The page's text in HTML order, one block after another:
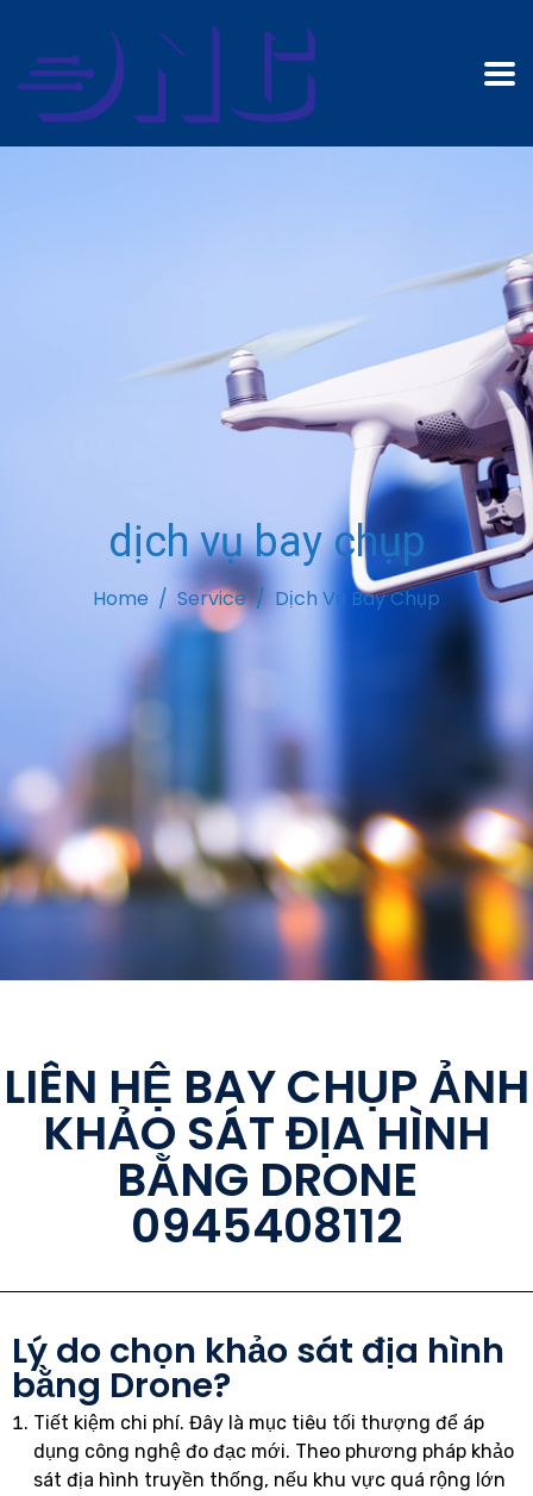
dịch vụ bay chụp
Home Service Dịch Vụ Bay Chụp
LIÊN HỆ BAY CHỤP ẢNH
KHẢO SÁT ĐỊA HÌNH
BẰNG DRONE
0945408112
Lý do chọn khảo sát địa hình
bằng Drone?
Tiết kiệm chi phí. Đây là mục tiêu tối thượng để áp
dụng công nghệ đo đạc mới. Theo phương pháp khảo
sát địa hình truyền thống, nếu khu vực quá rộng lớn